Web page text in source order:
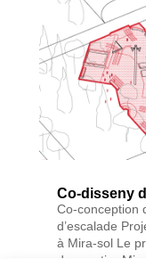
Co-disseny
Co-conception
d’escalade
à Mira-sol Le